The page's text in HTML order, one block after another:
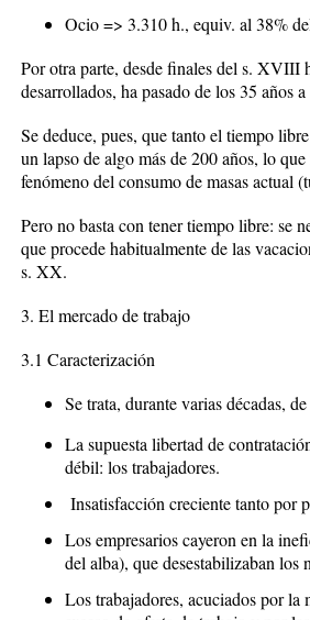
Ocio => 3.310 h., equiv. al 38%
Por otra parte, desde finales del s. XVIII
desarrollados, ha pasado de los 35 años
Se deduce, pues, que tanto el tiempo
un lapso de algo más de 200 años, lo
fenómeno del consumo de masas actual
Pero no basta con tener tiempo libre: se
que procede habitualmente de las
s. XX.
3. El mercado de trabajo
3.1 Caracterización
Se trata, durante varias décadas,
La supuesta libertad de
débil: los trabajadores.
Insatisfacción creciente tanto por
Los empresarios cayeron en la
del alba), que desestabilizaban
Los trabajadores, acuciados por la